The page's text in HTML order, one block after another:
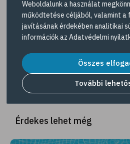
Hasznosnak találta amit
Tetszett a cikk? Ossza meg
Érdekes lehet még
Weboldalunk a használat
működtetése céljából, valamint a
javításának érdekében analitikai
információk az Adatvédelmi
Összes
További